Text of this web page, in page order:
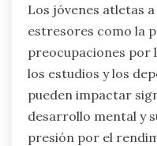
Los jóvenes atletas
estresores como la
preocupaciones por
los estudios y los
pueden impactar
desarrollo mental y
presión por el